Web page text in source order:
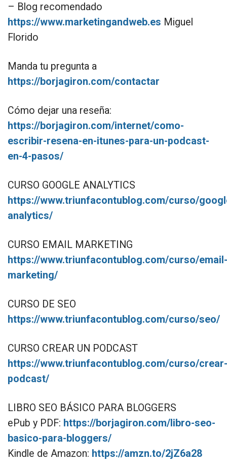
– Blog recomendado
https://www.marketingandweb.es Miguel
Florido
Manda tu pregunta a
https://borjagiron.com/contactar
Cómo dejar una reseña:
https://borjagiron.com/internet/como-
escribir-resena-en-itunes-para-un-podcast-
en-4-pasos/
CURSO GOOGLE ANALYTICS
https://www.triunfacontublog.com/curso/
analytics/
CURSO EMAIL MARKETING
https://www.triunfacontublog.com/curso/email-
marketing/
CURSO DE SEO
https://www.triunfacontublog.com/curso/seo/
CURSO CREAR UN PODCAST
https://www.triunfacontublog.com/curso/crear-
podcast/
LIBRO SEO BÁSICO PARA BLOGGERS
ePub y PDF: https://borjagiron.com/libro-seo-
basico-para-bloggers/
Kindle de Amazon: https://amzn.to/2jZ6a28